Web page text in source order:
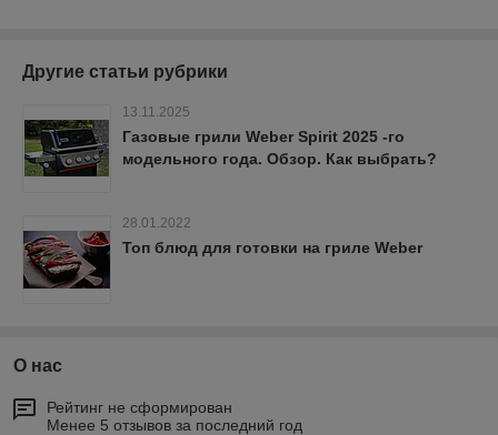
Другие статьи рубрики
13.11.2025
Газовые грили Weber Spirit 2025 -го
модельного года. Обзор. Как выбрать?
28.01.2022
Топ блюд для готовки на гриле Weber
О нас
Рейтинг не сформирован
Менее 5 отзывов за последний год